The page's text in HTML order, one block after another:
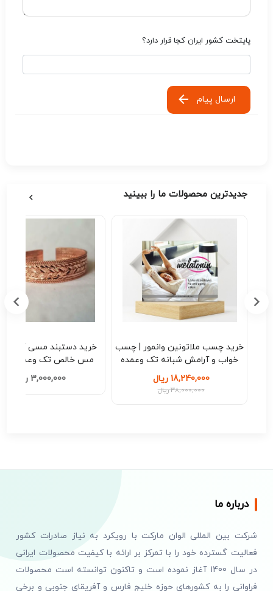
پایتخت کشور ایران کجا قرار دارد؟
ارسال پیام
جدیدترین محصولات ما را ببینید
خرید چسب ملاتونین وانمور | چسب
خواب و آرامش شبانه تک وعمده
کد M208
18,240,000 ریال
38,000,000 ریال
مس خالص تک وعمده کد B209
3,000,000 ریال
درباره ما
شرکت بین المللی الوان مارکت با رویکرد به نیاز صادرات کشور
فعالیت گسترده خود را با تمرکز بر ارائه با کیفیت محصولات ایرانی
در سال 1400 آغاز نموده است و تاکنون توانسته است محصولات
فراوانی را به کشورهای حوزه خلیج فارس و آفریقای جنوبی و برخی